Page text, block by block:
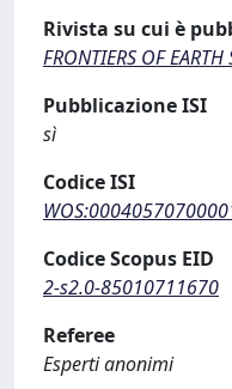
Rivista su cui è
FRONTIERS OF EARTH
Pubblicazione ISI
sì
Codice ISI
Codice Scopus EID
2-s2.0-85010711670
Referee
Esperti anonimi